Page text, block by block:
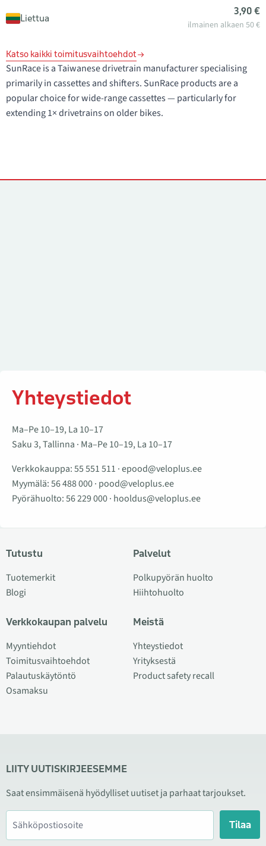
Liettua
3,90 €
ilmainen alkaen 50 €
Katso kaikki toimitusvaihtoehdot
SunRace is a Taiwanese drivetrain manufacturer specialising
primarily in cassettes and shifters. SunRace products are a
popular choice for wide-range cassettes — particularly for
extending 1× drivetrains on older bikes.
Yhteystiedot
Ma–Pe 10–19, La 10–17
Saku 3, Tallinna · Ma–Pe 10–19, La 10–17
Verkkokauppa:55 551 511 ·epood@veloplus.ee
Myymälä:56 488 000· pood@veloplus.ee
Pyörähuolto:56 229 000· hooldus@veloplus.ee
Tutustu
Tuotemerkit
Blogi
Verkkokaupan palvelu
Myyntiehdot
Toimitusvaihtoehdot
Palautuskäytöntö
Osamaksu
Palvelut
Polkupyörän huolto
Hiihtohuolto
Meistä
Yhteystiedot
Yrityksestä
Product safety recall
LIITY UUTISKIRJEESEMME
Saat ensimmäisenä hyödylliset uutiset ja parhaat tarjoukset.
Tilaa